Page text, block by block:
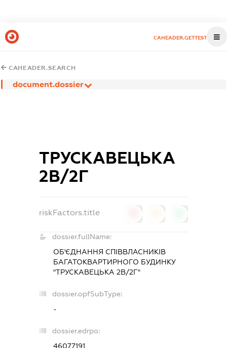
CAHEADER.GETTEST
CAHEADER.SEARCH
document.dossier
ТРУСКАВЕЦЬКА
2В/2Г
riskFactors.title
dossier.fullName:
ОБ'ЄДНАННЯ СПІВВЛАСНИКІВ
БАГАТОКВАРТИРНОГО БУДИНКУ
"ТРУСКАВЕЦЬКА 2В/2Г"
dossier.opfSubType:
-
dossier.edrpo:
46077191